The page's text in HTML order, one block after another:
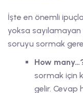
İşte en önemli
yoksa
soruyu sormak
How
sormak için
gelir. Cevap